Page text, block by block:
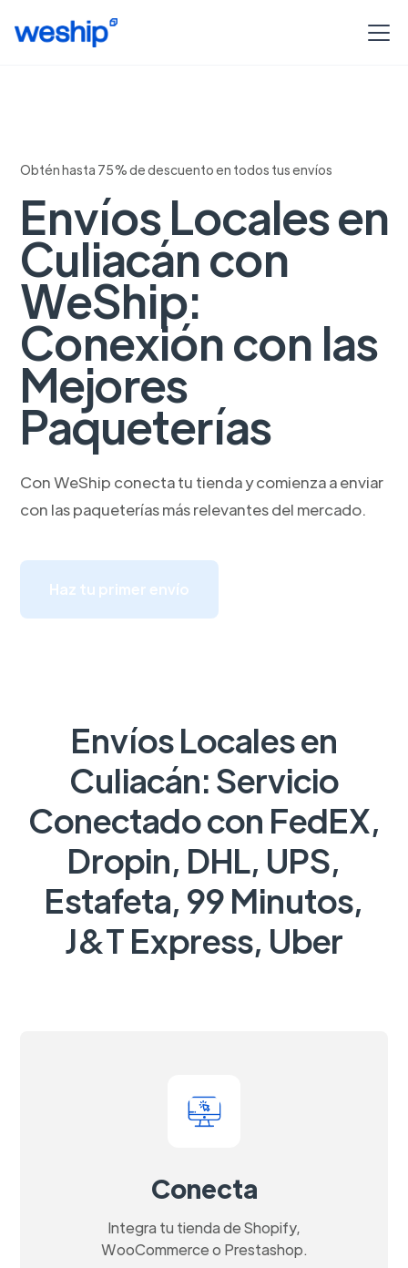
Obtén hasta 75% de descuento en todos tus envíos
Envíos Locales en
Culiacán con
WeShip:
Conexión con las
Mejores
Paqueterías
Con WeShip conecta tu tienda y comienza a enviar
con las paqueterías más relevantes del mercado.
Haz tu primer envío
Envíos Locales en
Culiacán: Servicio
Conectado con FedEX,
Dropin, DHL, UPS,
Estafeta, 99 Minutos,
J&T Express, Uber
Conecta
Integra tu tienda de Shopify,
WooCommerce o Prestashop.